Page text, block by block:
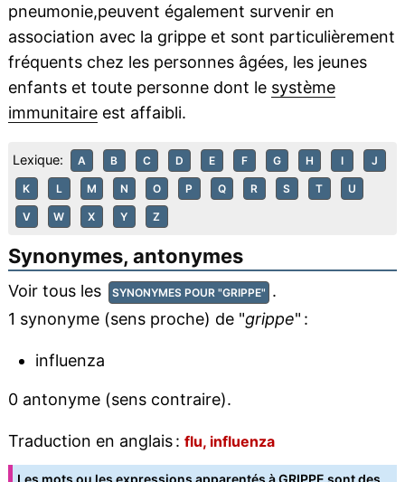
pneumonie,peuvent également survenir en
association avec la grippe et sont particulièrement
fréquents chez les personnes âgées, les jeunes
enfants et toute personne dont le système
immunitaireest affaibli.
Lexique: A B C D E F G H I J
K L M N O P Q R S T U
V W X Y Z
Synonymes, antonymes
Voir tous les SYNONYMES POUR "GRIPPE" .
1 synonyme (sens proche) de "grippe" :
influenza
0 antonyme (sens contraire).
Traduction en anglais : flu, influenza